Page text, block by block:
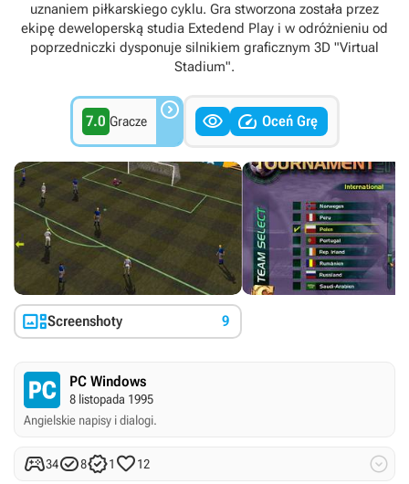
uznaniem piłkarskiego cyklu. Gra stworzona została przez
ekipę deweloperską studia Extedend Play i w odróżnieniu od
poprzedniczki dysponuje silnikiem graficznym 3D "Virtual
Stadium".
7.0 Gracze    Oceń Grę
Screenshoty 9
PC Windows
8 listopada 1995
Angielskie napisy i dialogi.
3481 12 